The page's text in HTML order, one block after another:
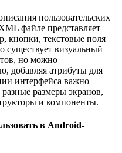
пользовательских
файле представляет
кнопки, текстовые поля
существует визуальный
но можно
добавляя атрибуты для
интерфейса важно
размеры экранов,
и компоненты.
в Android-